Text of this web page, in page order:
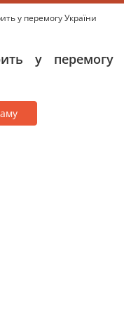
у перемогу України
у перемогу